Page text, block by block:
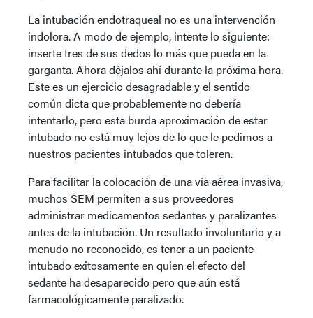
La intubación endotraqueal no es una intervención
indolora. A modo de ejemplo, intente lo siguiente:
inserte tres de sus dedos lo más que pueda en la
garganta. Ahora déjalos ahí durante la próxima hora.
Este es un ejercicio desagradable y el sentido
común dicta que probablemente no debería
intentarlo, pero esta burda aproximación de estar
intubado no está muy lejos de lo que le pedimos a
nuestros pacientes intubados que toleren.
Para facilitar la colocación de una vía aérea invasiva,
muchos SEM permiten a sus proveedores
administrar medicamentos sedantes y paralizantes
antes de la intubación. Un resultado involuntario y a
menudo no reconocido, es tener a un paciente
intubado exitosamente en quien el efecto del
sedante ha desaparecido pero que aún está
farmacológicamente paralizado.